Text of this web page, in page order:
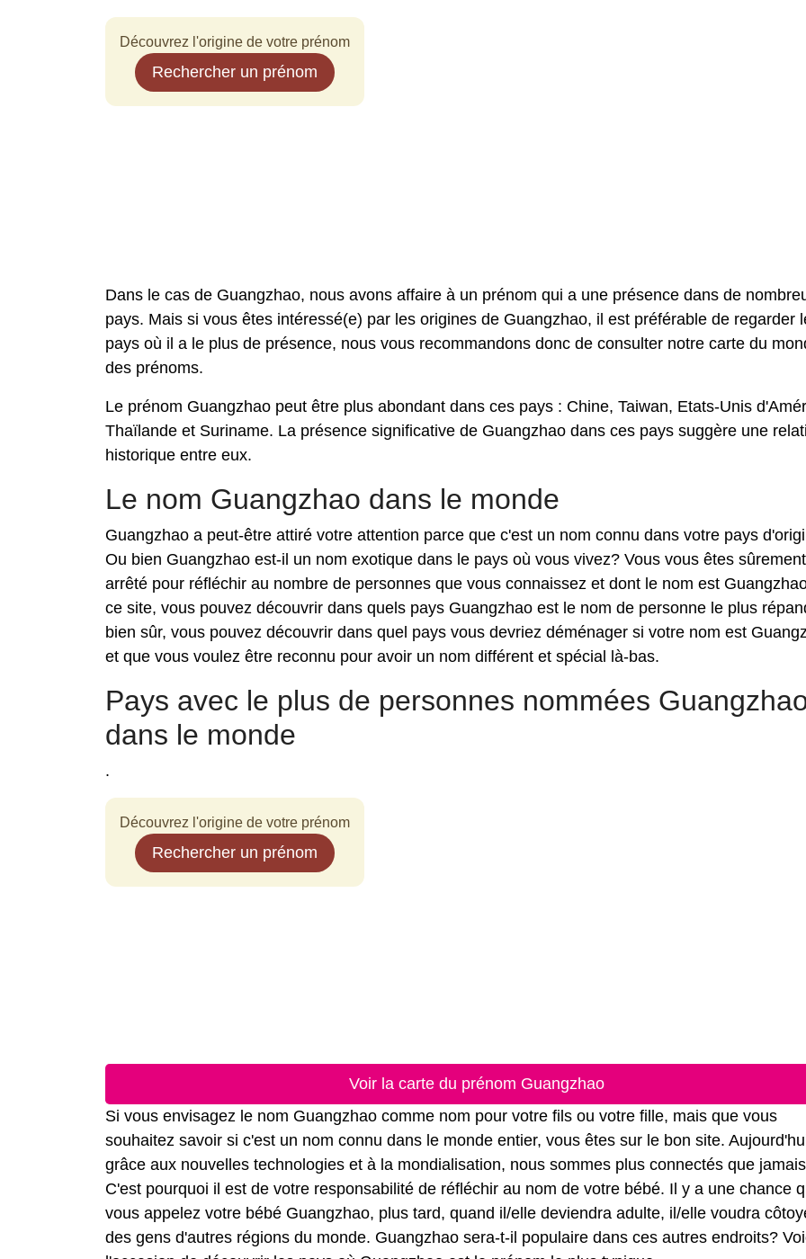
Découvrez l'origine de votre prénom
Rechercher un prénom
Dans le cas de Guangzhao, nous avons affaire à un prénom qui a une présence dans de
pays. Mais si vous êtes intéressé(e) par les origines de Guangzhao, il est préférable de regarder
pays où il a le plus de présence, nous vous recommandons donc de consulter notre carte du
des prénoms.
Le prénom Guangzhao peut être plus abondant dans ces pays : Chine, Taiwan, Etats-Unis
Thaïlande et Suriname. La présence significative de Guangzhao dans ces pays suggère une
historique entre eux.
Le nom Guangzhao dans le monde
Guangzhao a peut-être attiré votre attention parce que c'est un nom connu dans votre pays
Ou bien Guangzhao est-il un nom exotique dans le pays où vous vivez? Vous vous êtes sûrement
arrêté pour réfléchir au nombre de personnes que vous connaissez et dont le nom est
ce site, vous pouvez découvrir dans quels pays Guangzhao est le nom de personne le plus
bien sûr, vous pouvez découvrir dans quel pays vous devriez déménager si votre nom est
et que vous voulez être reconnu pour avoir un nom différent et spécial là-bas.
Pays avec le plus de personnes nommées
dans le monde
.
Découvrez l'origine de votre prénom
Rechercher un prénom
Voir la carte du prénom Guangzhao
Si vous envisagez le nom Guangzhao comme nom pour votre fils ou votre fille, mais que vous
souhaitez savoir si c'est un nom connu dans le monde entier, vous êtes sur le bon site.
grâce aux nouvelles technologies et à la mondialisation, nous sommes plus connectés que
C'est pourquoi il est de votre responsabilité de réfléchir au nom de votre bébé. Il y a une chance
vous appelez votre bébé Guangzhao, plus tard, quand il/elle deviendra adulte, il/elle voudra
des gens d'autres régions du monde. Guangzhao sera-t-il populaire dans ces autres endroits?